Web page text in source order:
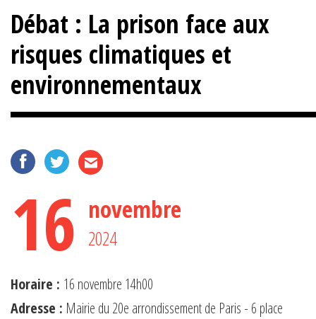
Débat : La prison face aux
risques climatiques et
environnementaux
16 novembre
2024
Horaire : 16 novembre 14h00
Adresse : Mairie du 20e arrondissement de Paris - 6 place